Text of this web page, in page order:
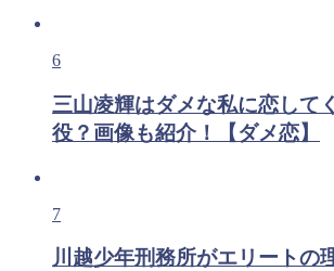
6
三山凌輝はダメな私に恋して
役？画像も紹介！【ダメ恋】
7
川越少年刑務所がエリートの